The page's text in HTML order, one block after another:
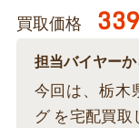
買取価格
担当バイヤーか
今回は、栃木
グ を宅配買取